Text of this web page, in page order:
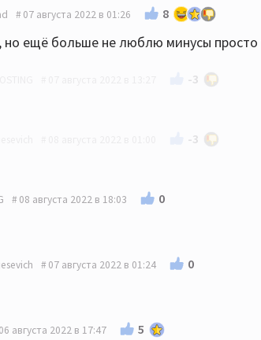
07 августа 2022 в 01:26 8
ещё больше не люблю минусы просто
-3
-3
минус, ну такое себе
08 августа 2022 в 18:03 0
07 августа 2022 в 01:24 0
06 августа 2022 в 17:47 5